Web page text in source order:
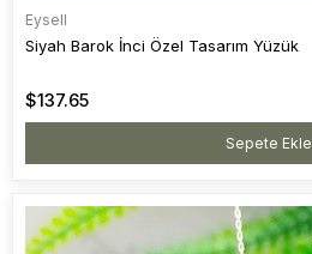
Eysell
Siyah Barok İnci Özel Tasarım Yüzük
$137.65
Sepete Ekle